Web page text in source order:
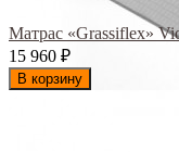
Матрас «Grassiflex»
15 960 ₽
В корзину